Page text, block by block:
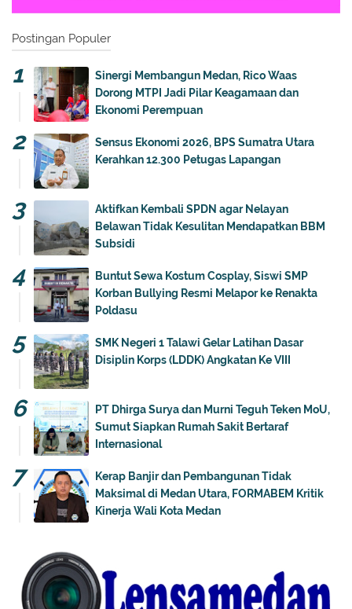
Postingan Populer
Sinergi Membangun Medan, Rico Waas
Dorong MTPI Jadi Pilar Keagamaan dan
Ekonomi Perempuan
Sensus Ekonomi 2026, BPS Sumatra Utara
Kerahkan 12.300 Petugas Lapangan
Aktifkan Kembali SPDN agar Nelayan
Belawan Tidak Kesulitan Mendapatkan BBM
Subsidi
Buntut Sewa Kostum Cosplay, Siswi SMP
Korban Bullying Resmi Melapor ke Renakta
Poldasu
SMK Negeri 1 Talawi Gelar Latihan Dasar
Disiplin Korps (LDDK) Angkatan Ke VIII
PT Dhirga Surya dan Murni Teguh Teken MoU,
Sumut Siapkan Rumah Sakit Bertaraf
Internasional
Kerap Banjir dan Pembangunan Tidak
Maksimal di Medan Utara, FORMABEM Kritik
Kinerja Wali Kota Medan